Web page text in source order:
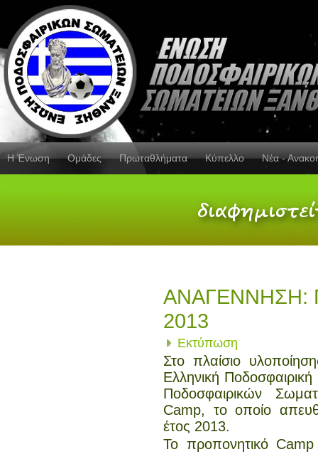
Η Ένωση Ομάδες Πρωταθλήματα Κύπελλο Νέα -
ΑΝΑΓΕΝΝΗΣΗ:
2013
Εκτύπωση
Στο πλαίσιο
Ελληνική
Ποδοσφαιρικών
Camp, το οποίο
έτος 2013.
Το προπονητικό Camp